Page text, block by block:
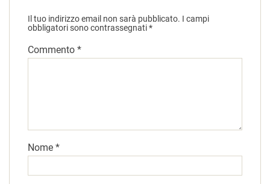
Il tuo indirizzo email non sarà pubblicato. I campi
obbligatori sono contrassegnati*
Commento *
Nome *